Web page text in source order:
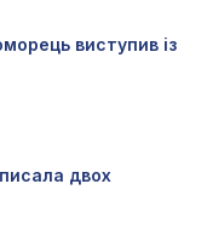
виступив із
двох